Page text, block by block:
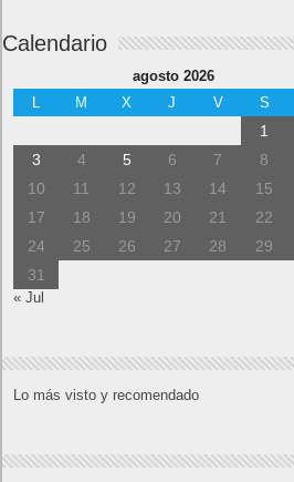
Calendario
agosto 2026
L
M X J V S
1
3
4 5 6 7 8
10
11 12 13 14 15
17
18 19 20 21 22
24
25 26 27 28 29
31
« Jul
Lo más visto y recomendado